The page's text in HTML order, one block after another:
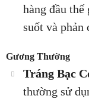
hàng đầu
suốt và
Gương Thường
Tráng Bạc
thường sử